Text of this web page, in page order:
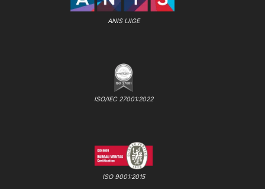
ANIS LIIGE
ISO/IEC 27001:2022
ISO 9001:2015